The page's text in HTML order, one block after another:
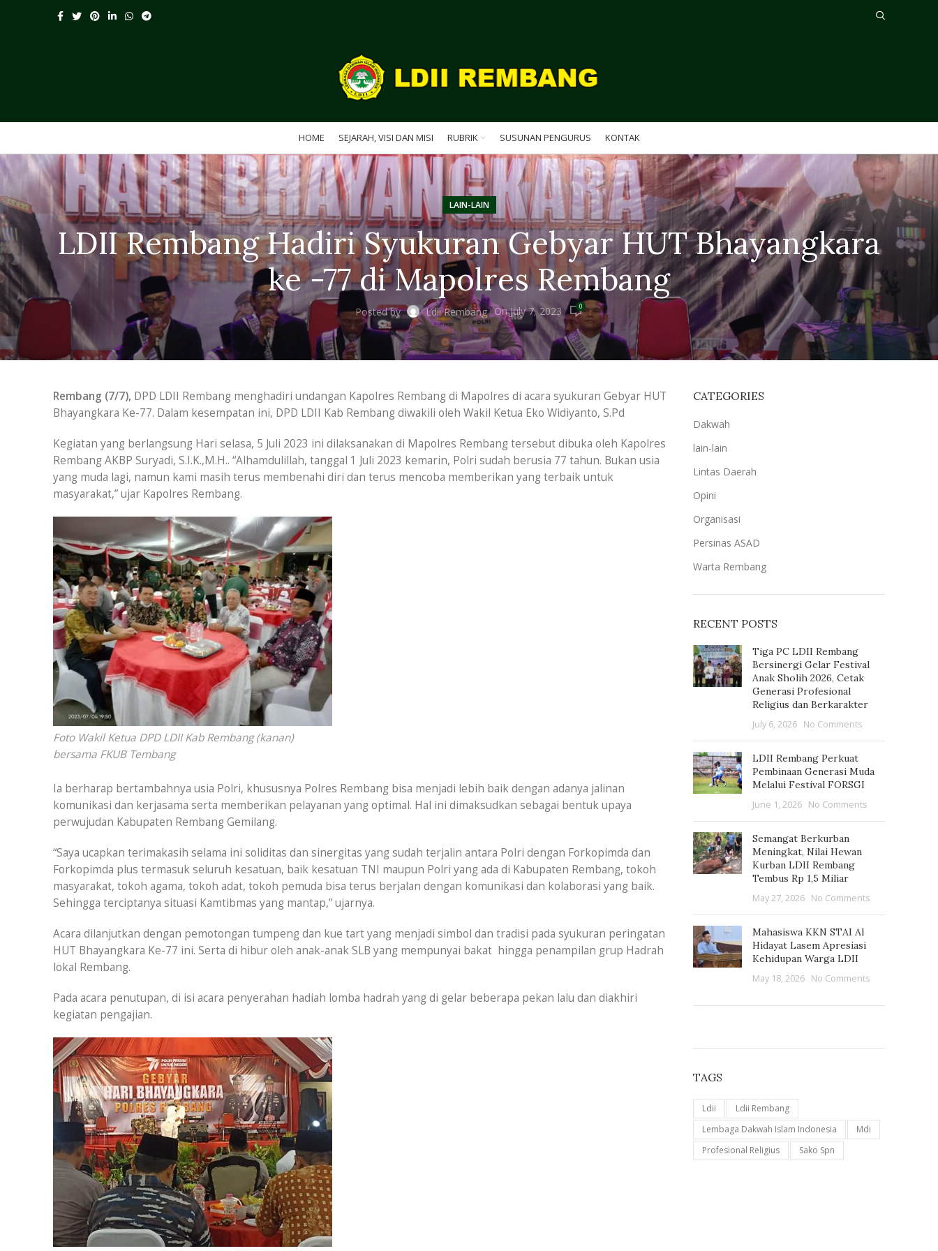
HOME SEJARAH, VISI DAN MISI RUBRIK SUSUNAN PENGURUS KONTAK
LAIN-LAIN
LDII Rembang Hadiri Syukuran Gebyar HUT Bhayangkara
ke -77 di Mapolres Rembang
Posted by Ldii Rembang On July 7, 2023 0
Rembang (7/7), DPD LDII Rembang menghadiri undangan Kapolres Rembang di Mapolres di acara syukuran Gebyar HUT
Bhayangkara Ke-77. Dalam kesempatan ini, DPD LDII Kab Rembang diwakili oleh Wakil Ketua Eko Widiyanto, S.Pd
Kegiatan yang berlangsung Hari selasa, 5 Juli 2023 ini dilaksanakan di Mapolres Rembang tersebut dibuka oleh Kapolres
Rembang AKBP Suryadi, S.I.K.,M.H.. “Alhamdulillah, tanggal 1 Juli 2023 kemarin, Polri sudah berusia 77 tahun. Bukan usia
yang muda lagi, namun kami masih terus membenahi diri dan terus mencoba memberikan yang terbaik untuk
masyarakat,” ujar Kapolres Rembang.
Foto Wakil Ketua DPD LDII Kab Rembang (kanan)
bersama FKUB Tembang
Ia berharap bertambahnya usia Polri, khususnya Polres Rembang bisa menjadi lebih baik dengan adanya jalinan
komunikasi dan kerjasama serta memberikan pelayanan yang optimal. Hal ini dimaksudkan sebagai bentuk upaya
perwujudan Kabupaten Rembang Gemilang.
“Saya ucapkan terimakasih selama ini soliditas dan sinergitas yang sudah terjalin antara Polri dengan Forkopimda dan
Forkopimda plus termasuk seluruh kesatuan, baik kesatuan TNI maupun Polri yang ada di Kabupaten Rembang, tokoh
masyarakat, tokoh agama, tokoh adat, tokoh pemuda bisa terus berjalan dengan komunikasi dan kolaborasi yang baik.
Sehingga terciptanya situasi Kamtibmas yang mantap,” ujarnya.
Acara dilanjutkan dengan pemotongan tumpeng dan kue tart yang menjadi simbol dan tradisi pada syukuran peringatan
HUT Bhayangkara Ke-77 ini. Serta di hibur oleh anak-anak SLB yang mempunyai bakat hingga penampilan grup Hadrah
lokal Rembang.
Pada acara penutupan, di isi acara penyerahan hadiah lomba hadrah yang di gelar beberapa pekan lalu dan diakhiri
kegiatan pengajian.
CATEGORIES
Dakwah
lain-lain
Lintas Daerah
Opini
Organisasi
Persinas ASAD
Warta Rembang
RECENT POSTS
Tiga PC LDII Rembang
Bersinergi Gelar Festival
Anak Sholih 2026, Cetak
Generasi Profesional
Religius dan Berkarakter
July 6, 2026 No Comments
LDII Rembang Perkuat
Pembinaan Generasi Muda
Melalui Festival FORSGI
June 1, 2026 No Comments
Semangat Berkurban
Meningkat, Nilai Hewan
Kurban LDII Rembang
Tembus Rp 1,5 Miliar
May 27, 2026 No Comments
Mahasiswa KKN STAI Al
Hidayat Lasem Apresiasi
Kehidupan Warga LDII
May 18, 2026 No Comments
INSPIRATION DESIGN
TAGS
Ldii
Ldii Rembang
Lembaga Dakwah Islam Indonesia
Mdi
Profesional Religius
Sako Spn